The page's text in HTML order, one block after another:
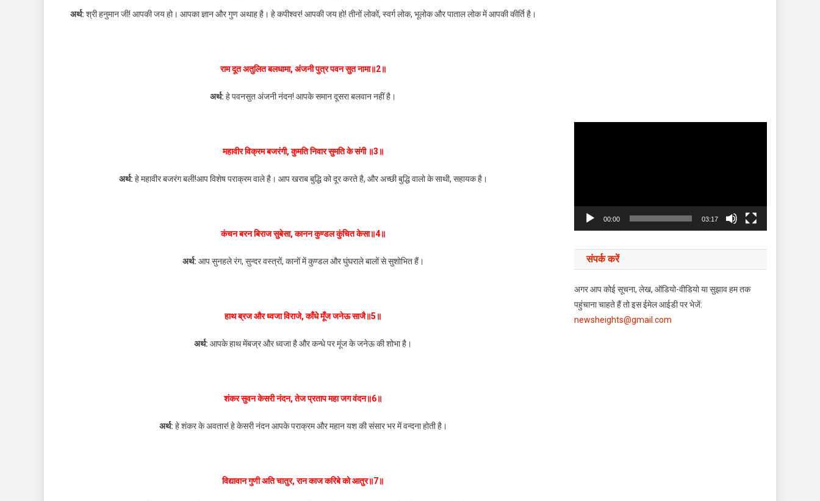
अर्थ: श्री हनुमान जी! आपकी जय हो। आपका ज्ञान और गुण अथाह है। हे कपीश्वर! आपकी जय हो! तीनों लोकों, स्वर्ग लोक, भूलोक और पाताल लोक में आपकी कीर्ति है।
राम दूत अतुलित बलधामा, अंजनी पुत्र पवन सुत नामा॥2॥
अर्थ: हे पवनसुत अंजनी नंदन! आपके समान दूसरा बलवान नहीं है।
महावीर विक्रम बजरंगी, कुमति निवार सुमति के संगी ॥3॥
अर्थ: हे महावीर बजरंग बली!आप विशेष पराक्रम वाले है। आप खराब बुद्धि को दूर करते है, और अच्छी बुद्धि वालो के साथी, सहायक है।
कंचन बरन बिराज सुबेसा, कानन कुण्डल कुंचित केसा॥4॥
अर्थ: आप सुनहले रंग, सुन्दर वस्त्रों, कानों में कुण्डल और घुंघराले बालों से सुशोभित हैं।
हाथ ब्रज और ध्वजा विराजे, काँधे मूँज जनेऊ साजै॥5॥
अर्थ: आपके हाथ मेंबज्र और ध्वजा है और कन्धे पर मूंज के जनेऊ की शोभा है।
शंकर सुवन केसरी नंदन, तेज प्रताप महा जग वंदन॥6॥
अर्थ: हे शंकर के अवतार! हे केसरी नंदन आपके पराक्रम और महान यश की संसार भर में वन्दना होती है।
विद्यावान गुणी अति चातुर, रान काज करिबे को आतुर॥7॥
00:00 03:17
संपर्क करें
अगर आप कोई सूचना, लेख, ऑडियो-वीडियो या सुझाव हम तक
पहुंचाना चाहते हैं तो इस ईमेल आईडी पर भेजें:
newsheights@gmail.com